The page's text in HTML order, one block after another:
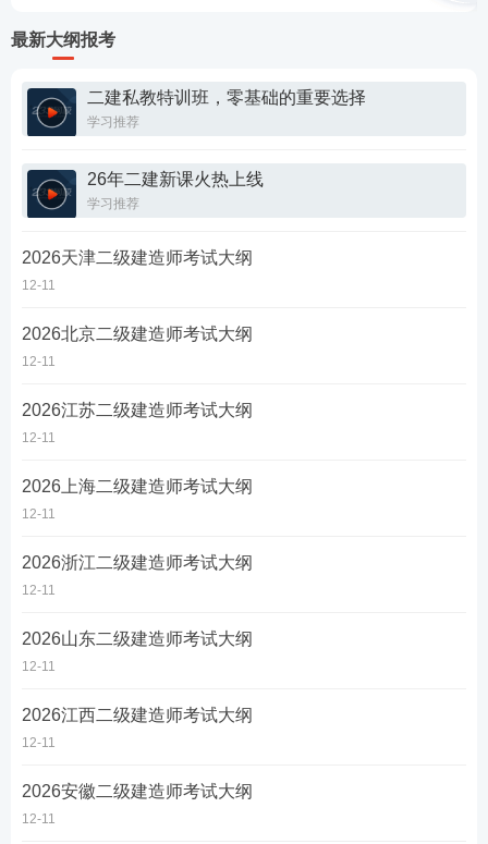
最新大纲报考
二建私教特训班，零基础的重要选择
学习推荐
26年二建新课火热上线
学习推荐
2026天津二级建造师考试大纲
12-11
2026北京二级建造师考试大纲
12-11
2026江苏二级建造师考试大纲
12-11
2026上海二级建造师考试大纲
12-11
2026浙江二级建造师考试大纲
12-11
2026山东二级建造师考试大纲
12-11
2026江西二级建造师考试大纲
12-11
2026安徽二级建造师考试大纲
12-11